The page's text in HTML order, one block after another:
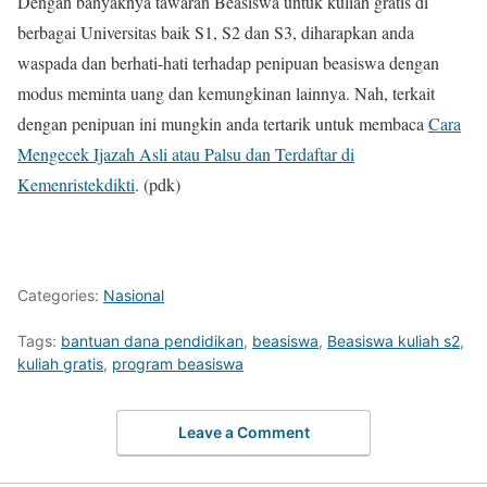
berbagai Universitas baik S1, S2 dan S3, diharapkan anda
waspada dan berhati-hati terhadap penipuan beasiswa dengan
modus meminta uang dan kemungkinan lainnya. Nah, terkait
dengan penipuan ini mungkin anda tertarik untuk membaca Cara
Mengecek Ijazah Asli atau Palsu dan Terdaftar di
Kemenristekdikti. (pdk)
Categories: Nasional
Tags: bantuan dana pendidikan, beasiswa, Beasiswa kuliah s2,
kuliah gratis, program beasiswa
Leave a Comment